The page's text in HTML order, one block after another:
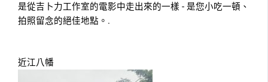
是從吉卜力工作室的電影中走出來的一樣 - 是您小吃一頓、
拍照留念的絕佳地點。.
近江八幡